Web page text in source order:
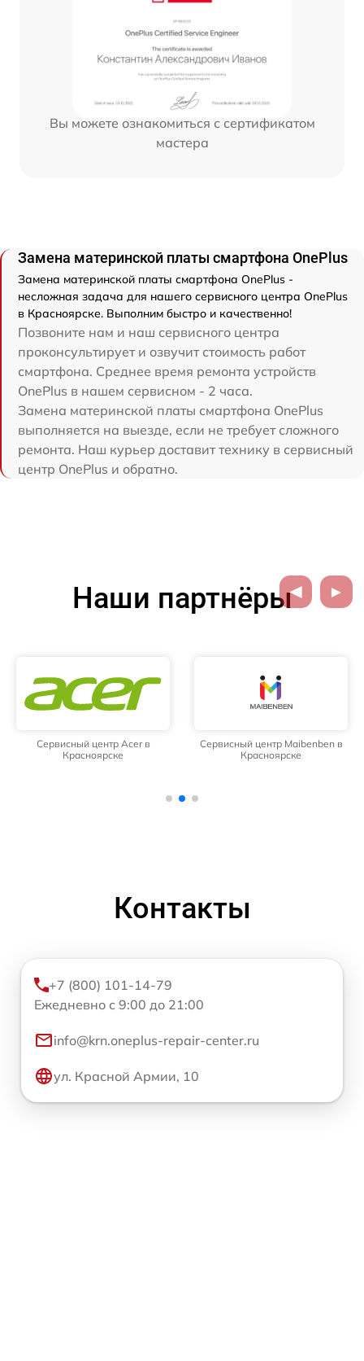
Вы можете ознакомиться с сертификатом
мастера
Замена материнской платы смартфона OnePlus
Замена материнской платы смартфона OnePlus -
несложная задача для нашего сервисного центра OnePlus
в Красноярске. Выполним быстро и качественно!
Позвоните нам и наш сервисного центра
проконсультирует и озвучит стоимость работ
смартфона. Среднее время ремонта устройств
OnePlus в нашем сервисном - 2 часа.
Замена материнской платы смартфона OnePlus
выполняется на выезде, если не требует сложного
ремонта. Наш курьер доставит технику в сервисный
центр OnePlus и обратно.
Наши партнёры
Сервисный центр Acer в
Красноярске
Сервисный центр Maibenben в
Красноярске
Контакты
+7 (800) 101-14-79
Ежедневно с 9:00 до 21:00
info@krn.oneplus-repair-center.ru
ул. Красной Армии, 10